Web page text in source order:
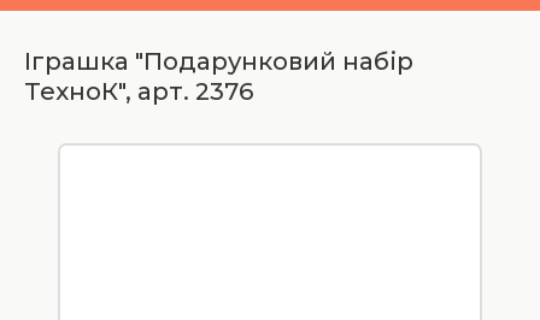
Іграшка "Подарунковий набір
ТехноК", арт. 2376